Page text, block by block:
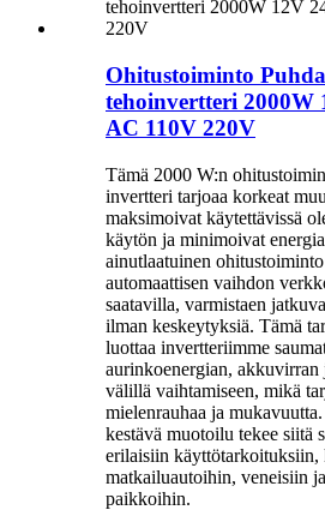
Ohitustoiminto
tehoinvertteri 2000W
AC 110V 220V
Tämä 2000 W:n
invertteri tarjoaa korkeat
maksimoivat käytettävissä
käytön ja minimoivat
ainutlaatuinen
automaattisen vaihdon
saatavilla, varmistaen
ilman keskeytyksiä. Tämä
luottaa invertteriimme
aurinkoenergian,
välillä vaihtamiseen, mikä
mielenrauhaa ja
kestävä muotoilu tekee siitä
erilaisiin käyttötarkoituksiin,
matkailuautoihin, veneisiin
paikkoihin.